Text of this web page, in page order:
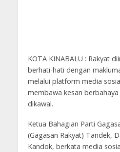
KOTA KINABALU : Rakyat
berhati-hati dengan
melalui platform media
membawa kesan
dikawal.
Ketua Bahagian Parti
(Gagasan Rakyat) Tandek,
Kandok, berkata media